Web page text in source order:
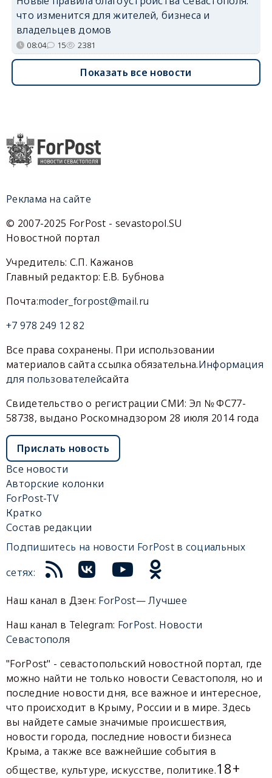
что изменится для жителей, бизнеса и
владельцев домов
08:04 15 2381
Показать все новости
Реклама на сайте
© 2007-2025 ForPost - sevastopol.SU
Новостной портал
Учредитель: С.П. Кажанов
Главный редактор: Е.В. Бубнова
Почта:moder_forpost@mail.ru
+7 978 249 12 82
Все права сохранены. При использовании
материалов сайта ссылка обязательна.Информация
для пользователейсайта
Свидетельство о регистрации СМИ: Эл № ФС77-
58738, выдано Роскомнадзором 28 июля 2014 года
Прислать новость
Все новости
Авторские колонки
ForPost-TV
Кратко
Состав редакции
Подпишитесь на новости ForPost в социальных
сетях:
Наш канал в Дзен: ForPost— Лучшее
Наш канал в Telegram: ForPost. Новости
Севастополя
"ForPost" - севастопольский новостной портал, где
можно найти не только новости Севастополя, но и
последние новости дня, все важное и интересное,
что происходит в Крыму, России и в мире. Здесь
вы найдете самые значимые происшествия,
новости города, последние новости бизнеса
Крыма, а также все важнейшие события в
обществе, культуре, искусстве, политике.18+